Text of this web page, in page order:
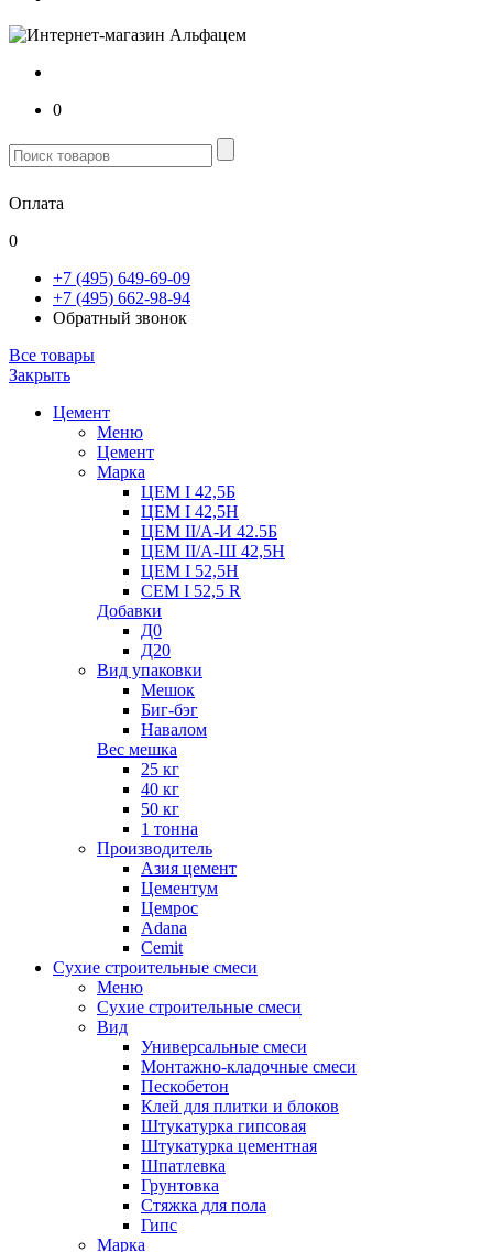
0
Оплата
0
+7 (495) 649-69-09
+7 (495) 662-98-94
Обратный звонок
Все товары
Закрыть
Цемент
Меню
Цемент
Марка
ЦЕМ I 42,5Б
ЦЕМ I 42,5Н
ЦЕМ II/А-И 42.5Б
ЦЕМ II/А-Ш 42,5Н
ЦЕМ I 52,5Н
CEM I 52,5 R
Добавки
Д0
Д20
Вид упаковки
Мешок
Биг-бэг
Навалом
Вес мешка
25 кг
40 кг
50 кг
1 тонна
Производитель
Азия цемент
Цементум
Цемрос
Adana
Cemit
Сухие строительные смеси
Меню
Сухие строительные смеси
Вид
Универсальные смеси
Монтажно-кладочные смеси
Пескобетон
Клей для плитки и блоков
Штукатурка гипсовая
Штукатурка цементная
Шпатлевка
Грунтовка
Стяжка для пола
Гипс
Марка